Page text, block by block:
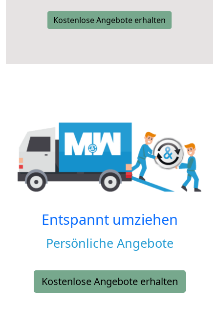
Kostenlose Angebote erhalten
Entspannt umziehen
Persönliche Angebote
Kostenlose Angebote erhalten